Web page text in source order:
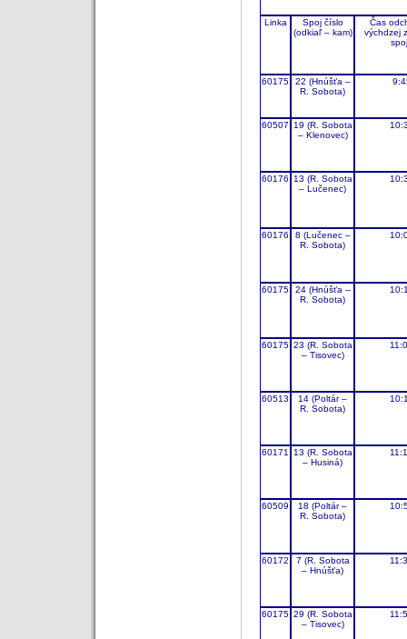
Linka
Spoj číslo
(odkiaľ – kam)
Čas
výchdzej
60175
22 (Hnúšťa –
R. Sobota)
60507 19 (R. Sobota
– Klenovec)
60176 13 (R. Sobota
– Lučenec)
60176
8 (Lučenec –
R. Sobota)
60175
24 (Hnúšťa –
R. Sobota)
60175 23 (R. Sobota
– Tisovec)
60513
14 (Poltár –
R. Sobota)
60171 13 (R. Sobota
– Husiná)
60509
18 (Poltár –
R. Sobota)
60172
7 (R. Sobota
– Hnúšťa)
60175 29 (R. Sobota
– Tisovec)